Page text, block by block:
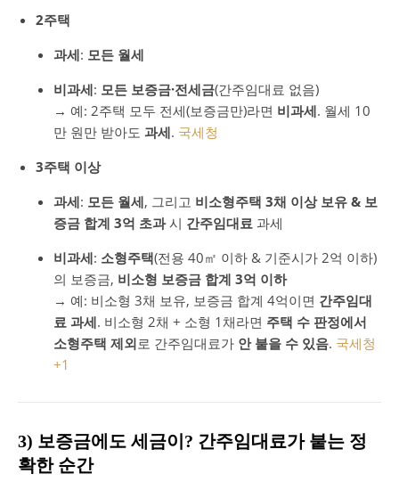
2주택
과세: 모든 월세
비과세: 모든 보증금·전세금(간주임대료 없음)
→ 예: 2주택 모두 전세(보증금만)라면 비과세. 월세 10
만 원만 받아도 과세. 국세청
3주택 이상
과세: 모든 월세, 그리고 비소형주택 3채 이상 보유 & 보
증금 합계 3억 초과시 간주임대료 과세
비과세: 소형주택(전용 40㎡ 이하 & 기준시가 2억 이하)
의 보증금, 비소형 보증금 합계 3억 이하
→ 예: 비소형 3채 보유, 보증금 합계 4억이면 간주임대
료 과세. 비소형 2채 + 소형 1채라면 주택 수 판정에서
소형주택 제외로 간주임대료가 안 붙을 수 있음. 국세청
+1
3) 보증금에도 세금이? 간주임대료가 붙는 정
확한 순간